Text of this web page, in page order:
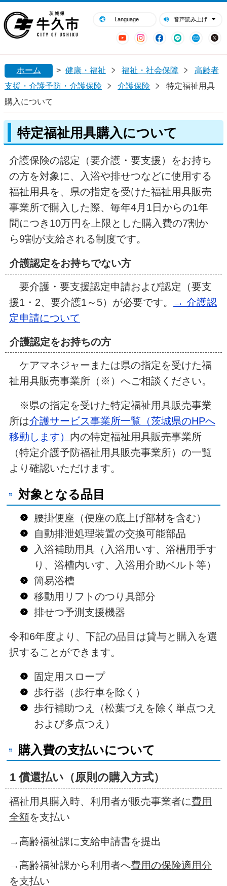
Language 音声読み上げ
YouTubeInstagram
Facebook
LINE Mail
閉じる
ホーム > 健康・福祉 福祉・社会保障
高齢者
支援・介護予防・介護保険
介護保険
特定福祉用具
購入について
特定福祉用具購入について
介護保険の認定（要介護・要支援）をお持ち
の方を対象に、入浴や排せつなどに使用する
福祉用具を、県の指定を受けた福祉用具販売
事業所で購入した際、毎年4月1日からの1年
間につき10万円を上限とした購入費の7割か
ら9割が支給される制度です。
介護認定をお持ちでない方
要介護・要支援認定申請および認定（要支
援1・2、要介護1～5）が必要です。
→ 介護認
定申請について
介護認定をお持ちの方
ケアマネジャーまたは県の指定を受けた福
祉用具販売事業所（※）へご相談ください。
※県の指定を受けた特定福祉用具販売事業
所は介護サービス事業所一覧（茨城県のHPへ
移動します） 内の特定福祉用具販売事業所
（特定介護予防福祉用具販売事業所）の一覧
より確認いただけます。
対象となる品目
腰掛便座（便座の底上げ部材を含む）
自動排泄処理装置の交換可能部品
入浴補助用具（入浴用いす、浴槽用手す
り、浴槽内いす、入浴用介助ベルト等）
簡易浴槽
移動用リフトのつり具部分
排せつ予測支援機器
令和6年度より、下記の品目は貸与と購入を選
択することができます。
固定用スロープ
歩行器（歩行車を除く）
歩行補助つえ（松葉づえを除く単点つえ
および多点つえ）
購入費の支払いについて
1 償還払い（原則の購入方式）
福祉用具購入時、利用者が販売事業者に費用
全額を支払い
→高齢福祉課に支給申請書を提出
→高齢福祉課から利用者へ費用の保険適用分
を支払い